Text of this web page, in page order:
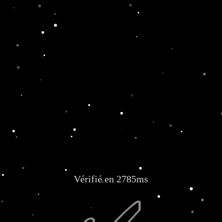
Vérifié en 2785ms